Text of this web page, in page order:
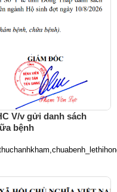
V/v gửi danh sách
bệnh